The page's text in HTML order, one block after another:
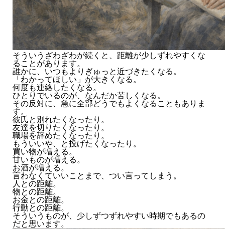
そういうざわざわが続くと、距離が少しずれやすくな
ることがあります。
誰かに、いつもよりぎゅっと近づきたくなる。
「わかってほしい」が大きくなる。
何度も連絡したくなる。
ひとりでいるのが、なんだか苦しくなる。
その反対に、急に全部どうでもよくなることもありま
す。
彼氏と別れたくなったり。
友達を切りたくなったり。
職場を辞めたくなったり。
もういいや、と投げたくなったり。
買い物が増える。
甘いものが増える。
お酒が増える。
言わなくていいことまで、つい言ってしまう。
人との距離。
物との距離。
お金との距離。
行動との距離。
そういうものが、少しずつずれやすい時期でもあるの
だと思います。